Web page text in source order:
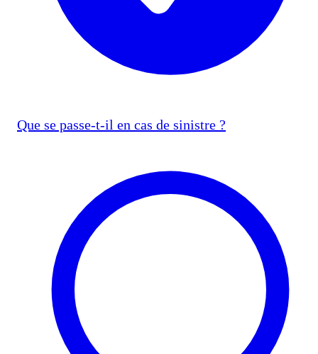
Que se passe-t-il en cas de sinistre ?